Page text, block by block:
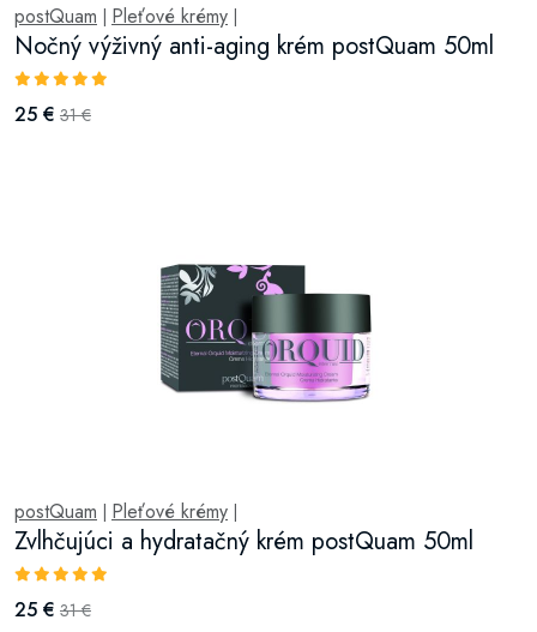
postQuam | Pleťové krémy |
Nočný výživný anti-aging krém postQuam 50ml
25 € 31 €
postQuam | Pleťové krémy |
Zvlhčujúci a hydratačný krém postQuam 50ml
25 € 31 €